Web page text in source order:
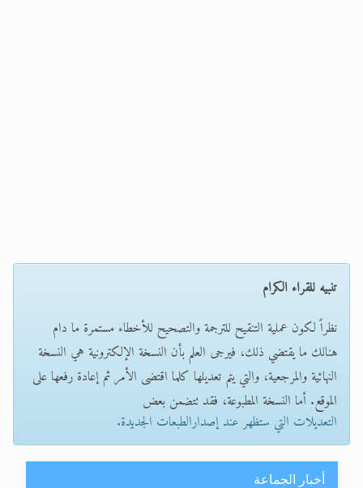
تنبيه للقراء الكرام
نظراً لكون عملية التنقيح للترجمة والتصحيح للأخطاء مستمرة ما دام
هنالك ما يقتضي ذلك، فيرجى العلم بأن النسخة الإلكترونية هي النسخة
النهائية والمرجعية، والتي يتم تعديلها كلما اقتضى الأمر ثم إعادة رفعها على
الموقع. أما النسخة المطبوعة، فقد تتضمن بعض
التعديلات التي ستظهر عند إصدارالطبعات الجديدة.
أخبار الجماعة